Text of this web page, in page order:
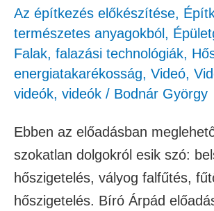
Az építkezés előkészítése,
természetes anyagokból ,
Falak, falazási technológiák,
energiatakarékosság, Videó,
videók, videók / Bodnár György
Ebben az előadásban
szokatlan dolgokról esik szó:
hőszigetelés, vályog falfűtés,
hőszigetelés. Bíró Árpád